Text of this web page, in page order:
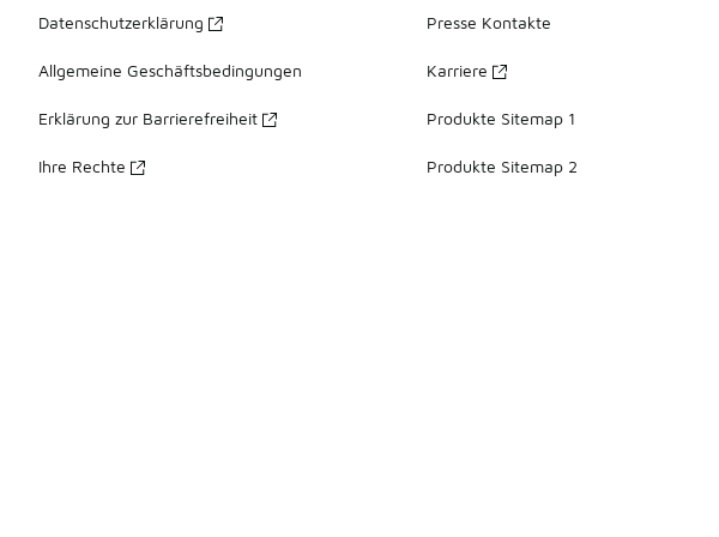
Datenschutzerklärung
Allgemeine Geschäftsbedingungen
Erklärung zur Barrierefreiheit
Ihre Rechte
Presse Kontakte
Karriere
Produkte Sitemap 1
Produkte Sitemap 2